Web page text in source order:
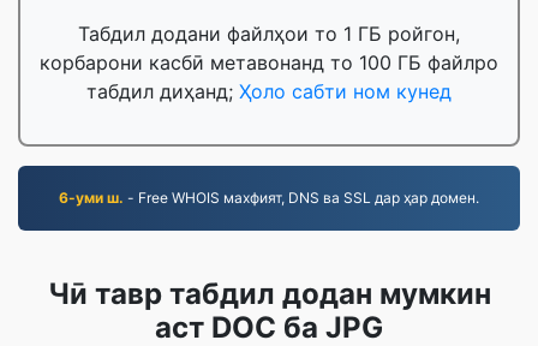
Табдил додани файлҳои то 1 ГБ ройгон,
корбарони касбӣ метавонанд то 100 ГБ файлро
табдил диҳанд; Ҳоло сабти ном кунед
6-уми ш. - Free WHOIS махфият, DNS ва SSL дар ҳар домен.
Чӣ тавр табдил додан мумкин
аст DOC ба JPG